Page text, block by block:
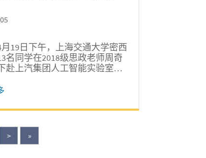
月19日下午，上海交通大学密西
名同学在2018级思政老师周奇
赴上汽集团人工智能实验室进
> »